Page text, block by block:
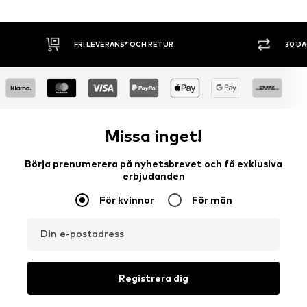
FRI LEVERANS* OCH RETUR 30
Missa inget!
Börja prenumerera på nyhetsbrevet och få exklusiva
erbjudanden
För kvinnor För män
Din e-postadress
Registrera dig